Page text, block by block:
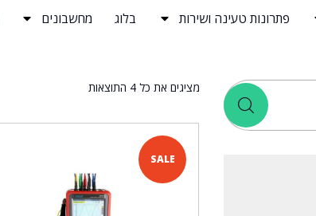
פתרונות טעינה ושירות בלוג מחשבונים
מציגים את כל ⁦4⁩ התוצאות
SALE